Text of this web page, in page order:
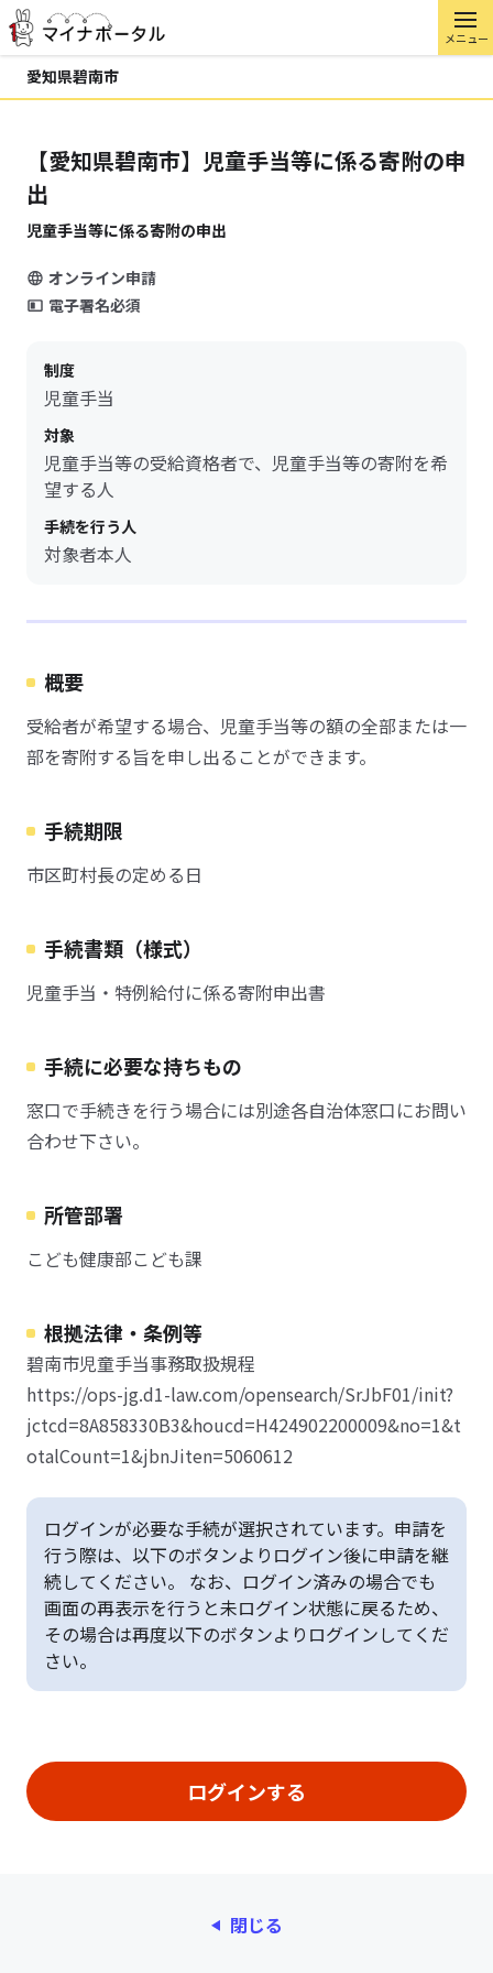
メニュー
愛知県碧南市
【愛知県碧南市】児童手当等に係る寄附の申
出
児童手当等に係る寄附の申出
オンライン申請
電子署名必須
制度
児童手当
対象
児童手当等の受給資格者で、児童手当等の寄附を希
望する人
手続を行う人
対象者本人
概要
受給者が希望する場合、児童手当等の額の全部または一
部を寄附する旨を申し出ることができます。
手続期限
市区町村長の定める日
手続書類（様式）
児童手当・特例給付に係る寄附申出書
手続に必要な持ちもの
窓口で手続きを行う場合には別途各自治体窓口にお問い
合わせ下さい。
所管部署
こども健康部こども課
根拠法律・条例等
碧南市児童手当事務取扱規程
https://ops-jg.d1-law.com/opensearch/SrJbF01/init?
jctcd=8A858330B3&houcd=H424902200009&no=1&t
otalCount=1&jbnJiten=5060612
ログインが必要な手続が選択されています。申請を
行う際は、以下のボタンよりログイン後に申請を継
続してください。 なお、ログイン済みの場合でも
画面の再表示を行うと未ログイン状態に戻るため、
その場合は再度以下のボタンよりログインしてくだ
さい。
閉じる